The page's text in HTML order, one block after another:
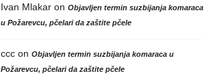
Ivan Mlakaron Objavljen termin suzbijanja komaraca
u Požarevcu, pčelari da zaštite pčele
cccon Objavljen termin suzbijanja komaraca u
Požarevcu, pčelari da zaštite pčele